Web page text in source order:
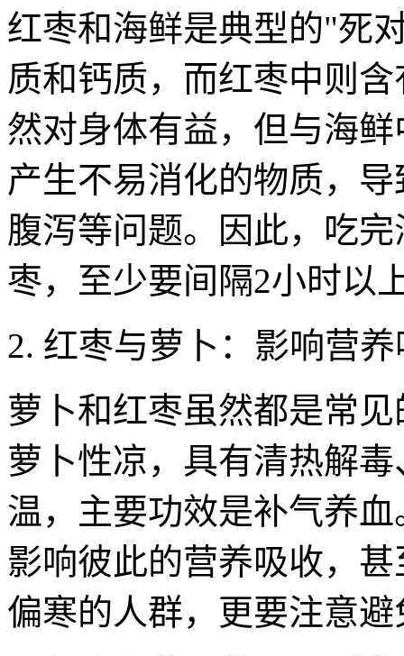
红枣和海鲜是典型的"死
质和钙质，而红枣中则
然对身体有益，但与海
产生不易消化的物质，
腹泻等问题。因此，吃
枣，至少要间隔2小时以
2. 红枣与萝卜：影响营
萝卜和红枣虽然都是常
萝卜性凉，具有清热解
温，主要功效是补气养
影响彼此的营养吸收，
偏寒的人群，更要注意